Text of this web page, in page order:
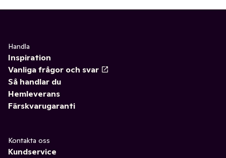
Handla
Inspiration
Vanliga frågor och svar
Så handlar du
Hemleverans
Färskvarugaranti
Kontakta oss
Kundservice